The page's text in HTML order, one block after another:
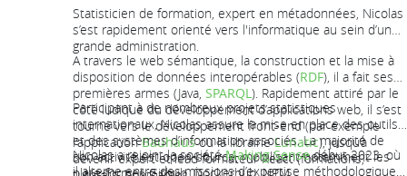
Statisticien de formation, expert en métadonnées, Nicolas
s’est rapidement orienté vers l'informatique au sein d’une
grande administration.
A travers le web sémantique, la construction et la mise à
disposition de données interopérables (RDF), il a fait ses
premières armes (Java, SPARQL). Rapidement attiré par le
côté ludique du développement d’applications web, il s’est
tourné vers le développement front-end (par exemple
l'applicationBauhausou la librairieLunatic), jusqu’à
devenir expert et lead formateur React (formations,
Participant à de nombreux projets statistiques
internationaux, Nicolas assure la mise en place des outils
et des systèmes d’information associés. La majorité de
son activité est open-source, mobilisant notamment les
Nicolas a rejoint la sociétéMaking Sensedébut 2023, où
il alterne entre des missions d’expertise méthodologique